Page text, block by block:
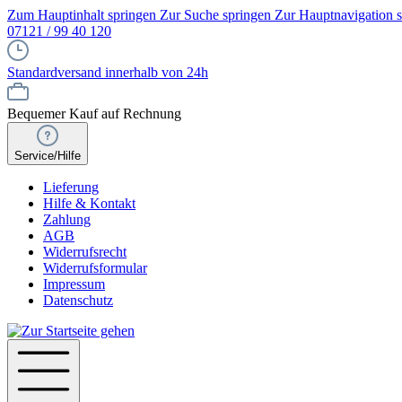
Zum Hauptinhalt springen Zur Suche springen Zur Hauptnavigation
07121 / 99 40 120
Standardversand innerhalb von 24h
Bequemer Kauf auf Rechnung
Service/Hilfe
Lieferung
Hilfe & Kontakt
Zahlung
AGB
Widerrufsrecht
Widerrufsformular
Impressum
Datenschutz